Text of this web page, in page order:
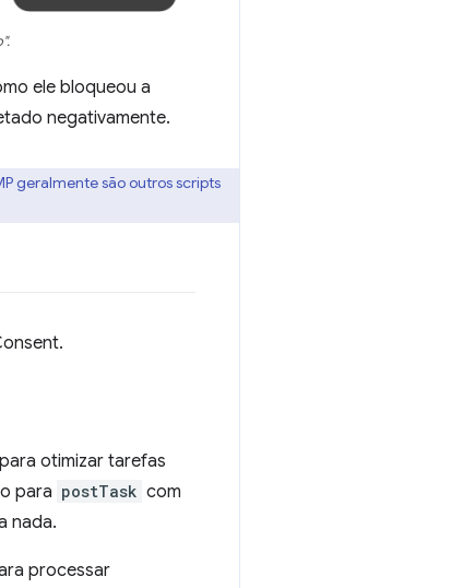
ele bloqueou a
negativamente.
geralmente são outros scripts
otimizar tarefas
para postTask com
nada.
processar